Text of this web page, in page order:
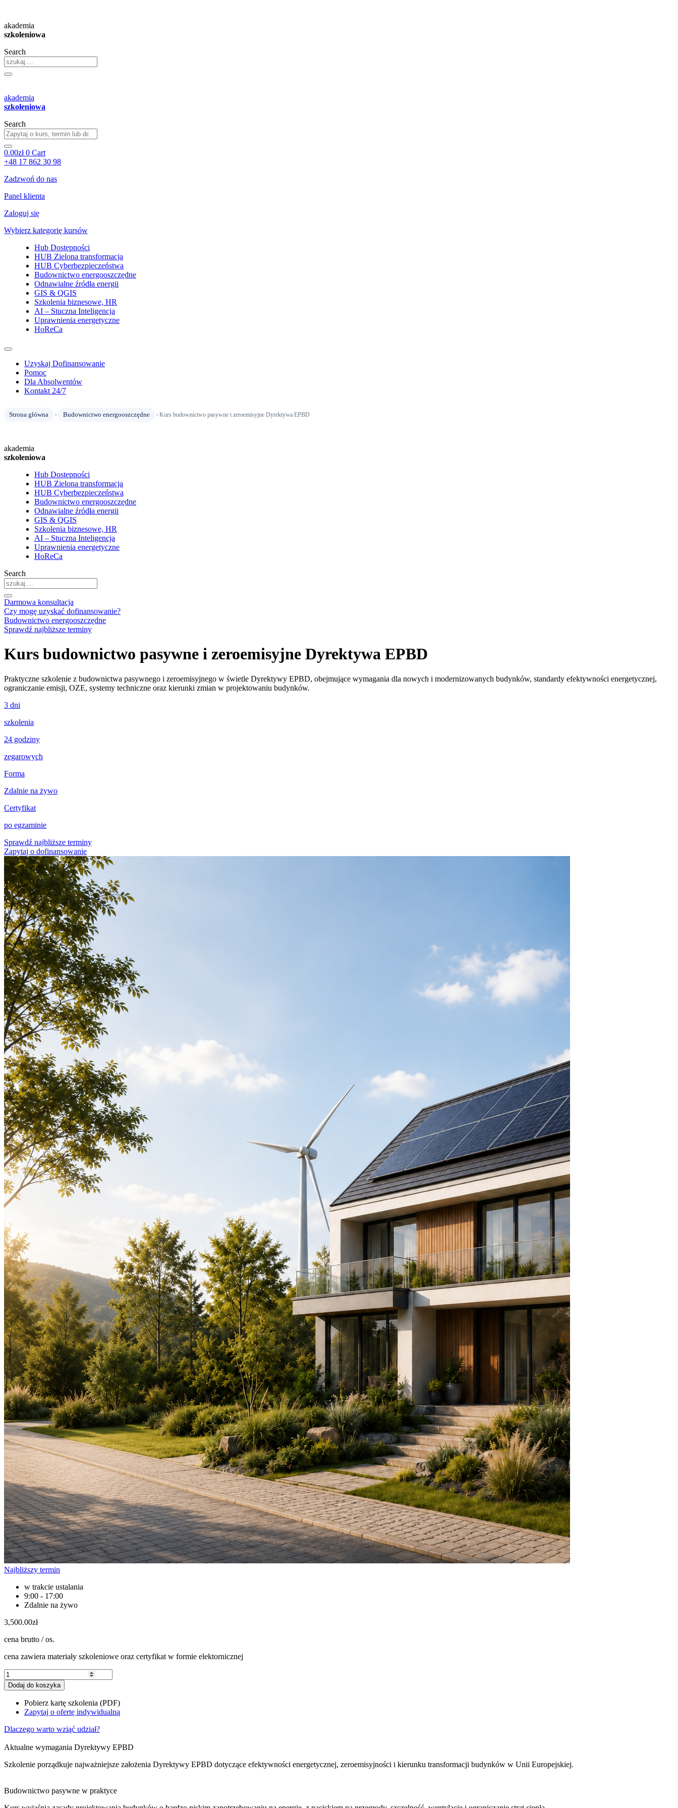
treści
akademia
szkoleniowa
Search
akademia
szkoleniowa
Search
0.00zł 0 Cart
+48 17 862 30 98
Zadzwoń do nas
Panel klienta
Zaloguj się
Wybierz kategorię kursów
Hub Dostępności
HUB Zielona transformacja
HUB Cyberbezpieczeństwa
Budownictwo energooszczędne
Odnawialne źródła energii
GIS & QGIS
Szkolenia biznesowe, HR
AI – Stuczna Inteligencja
Uprawnienia energetyczne
HoReCa
Uzyskaj Dofinansowanie
Pomoc
Dla Absolwentów
Kontakt 24/7
Strona główna › Budownictwo energooszczędne › Kurs budownictwo pasywne i zeroemisyjne Dyrektywa EPBD
akademia
szkoleniowa
Hub Dostępności
HUB Zielona transformacja
HUB Cyberbezpieczeństwa
Budownictwo energooszczędne
Odnawialne źródła energii
GIS & QGIS
Szkolenia biznesowe, HR
AI – Stuczna Inteligencja
Uprawnienia energetyczne
HoReCa
Search
Darmowa konsultacja
Czy mogę uzyskać dofinansowanie?
Budownictwo energooszczędne
Sprawdź najbliższe terminy
Kurs budownictwo pasywne i zeroemisyjne Dyrektywa EPBD
Praktyczne szkolenie z budownictwa pasywnego i zeroemisyjnego w świetle Dyrektywy EPBD, obejmujące wymagania dla nowych i modernizowanych budynków, standardy efektywności energetycznej,
ograniczanie emisji, OZE, systemy techniczne oraz kierunki zmian w projektowaniu budynków.
3 dni
szkolenia
24 godziny
zegarowych
Forma
Zdalnie na żywo
Certyfikat
po egzaminie
Sprawdź najbliższe terminy
Zapytaj o dofinansowanie
Najbliższy termin
w trakcie ustalania
9:00 - 17:00
Zdalnie na żywo
3,500.00zł
cena brutto / os.
cena zawiera materiały szkoleniowe oraz certyfikat w formie elektornicznej
ilość
Kurs
budownictwo
pasywne
zeroemisyjne
Dyrektywa
Dodaj do koszyka
Pobierz kartę szkolenia (PDF)
Zapytaj o ofertę indywidualną
Dlaczego warto wziąć udział?
Aktualne wymagania Dyrektywy EPBD
Szkolenie porządkuje najważniejsze założenia Dyrektywy EPBD dotyczące efektywności energetycznej, zeroemisyjności i kierunku transformacji budynków w Unii Europejskiej.
Budownictwo pasywne w praktyce